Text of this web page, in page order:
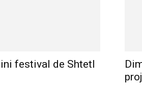
festival de Shtetl